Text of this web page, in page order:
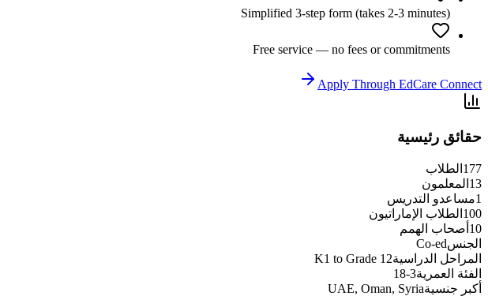
Simplified 3-step form (takes 2-3 minutes)
Free service — no fees or commitments
Apply Through EdCare Connect
حقائق رئيسية
177 الطلاب
13 المعلمون
1مساعدو التدريس
100 الطلاب الإماراتيون
10 أصحاب الهمم
الجنسCo-ed
المراحل الدراسيةK1 to Grade 12
الفئة العمرية3-18
أكبر جنسيةUAE, Oman, Syria